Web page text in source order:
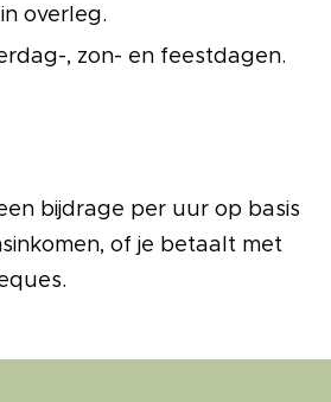
overleg.
, zon- en feestdagen.
bijdrage per uur op basis
of je betaalt met